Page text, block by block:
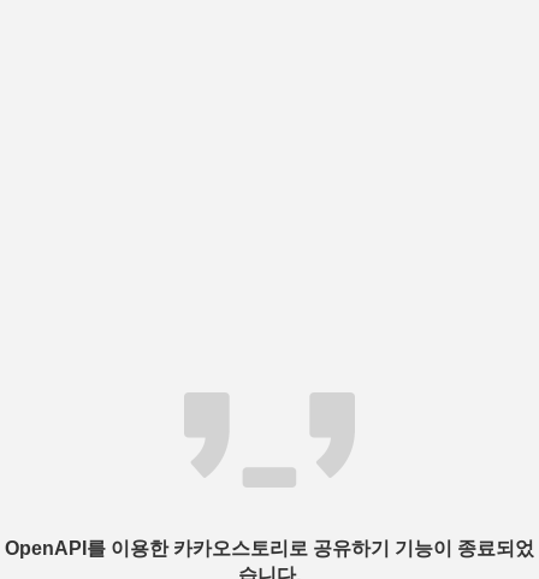
OpenAPI를 이용한 카카오스토리로 공유하기 기능이 종료되었
습니다.